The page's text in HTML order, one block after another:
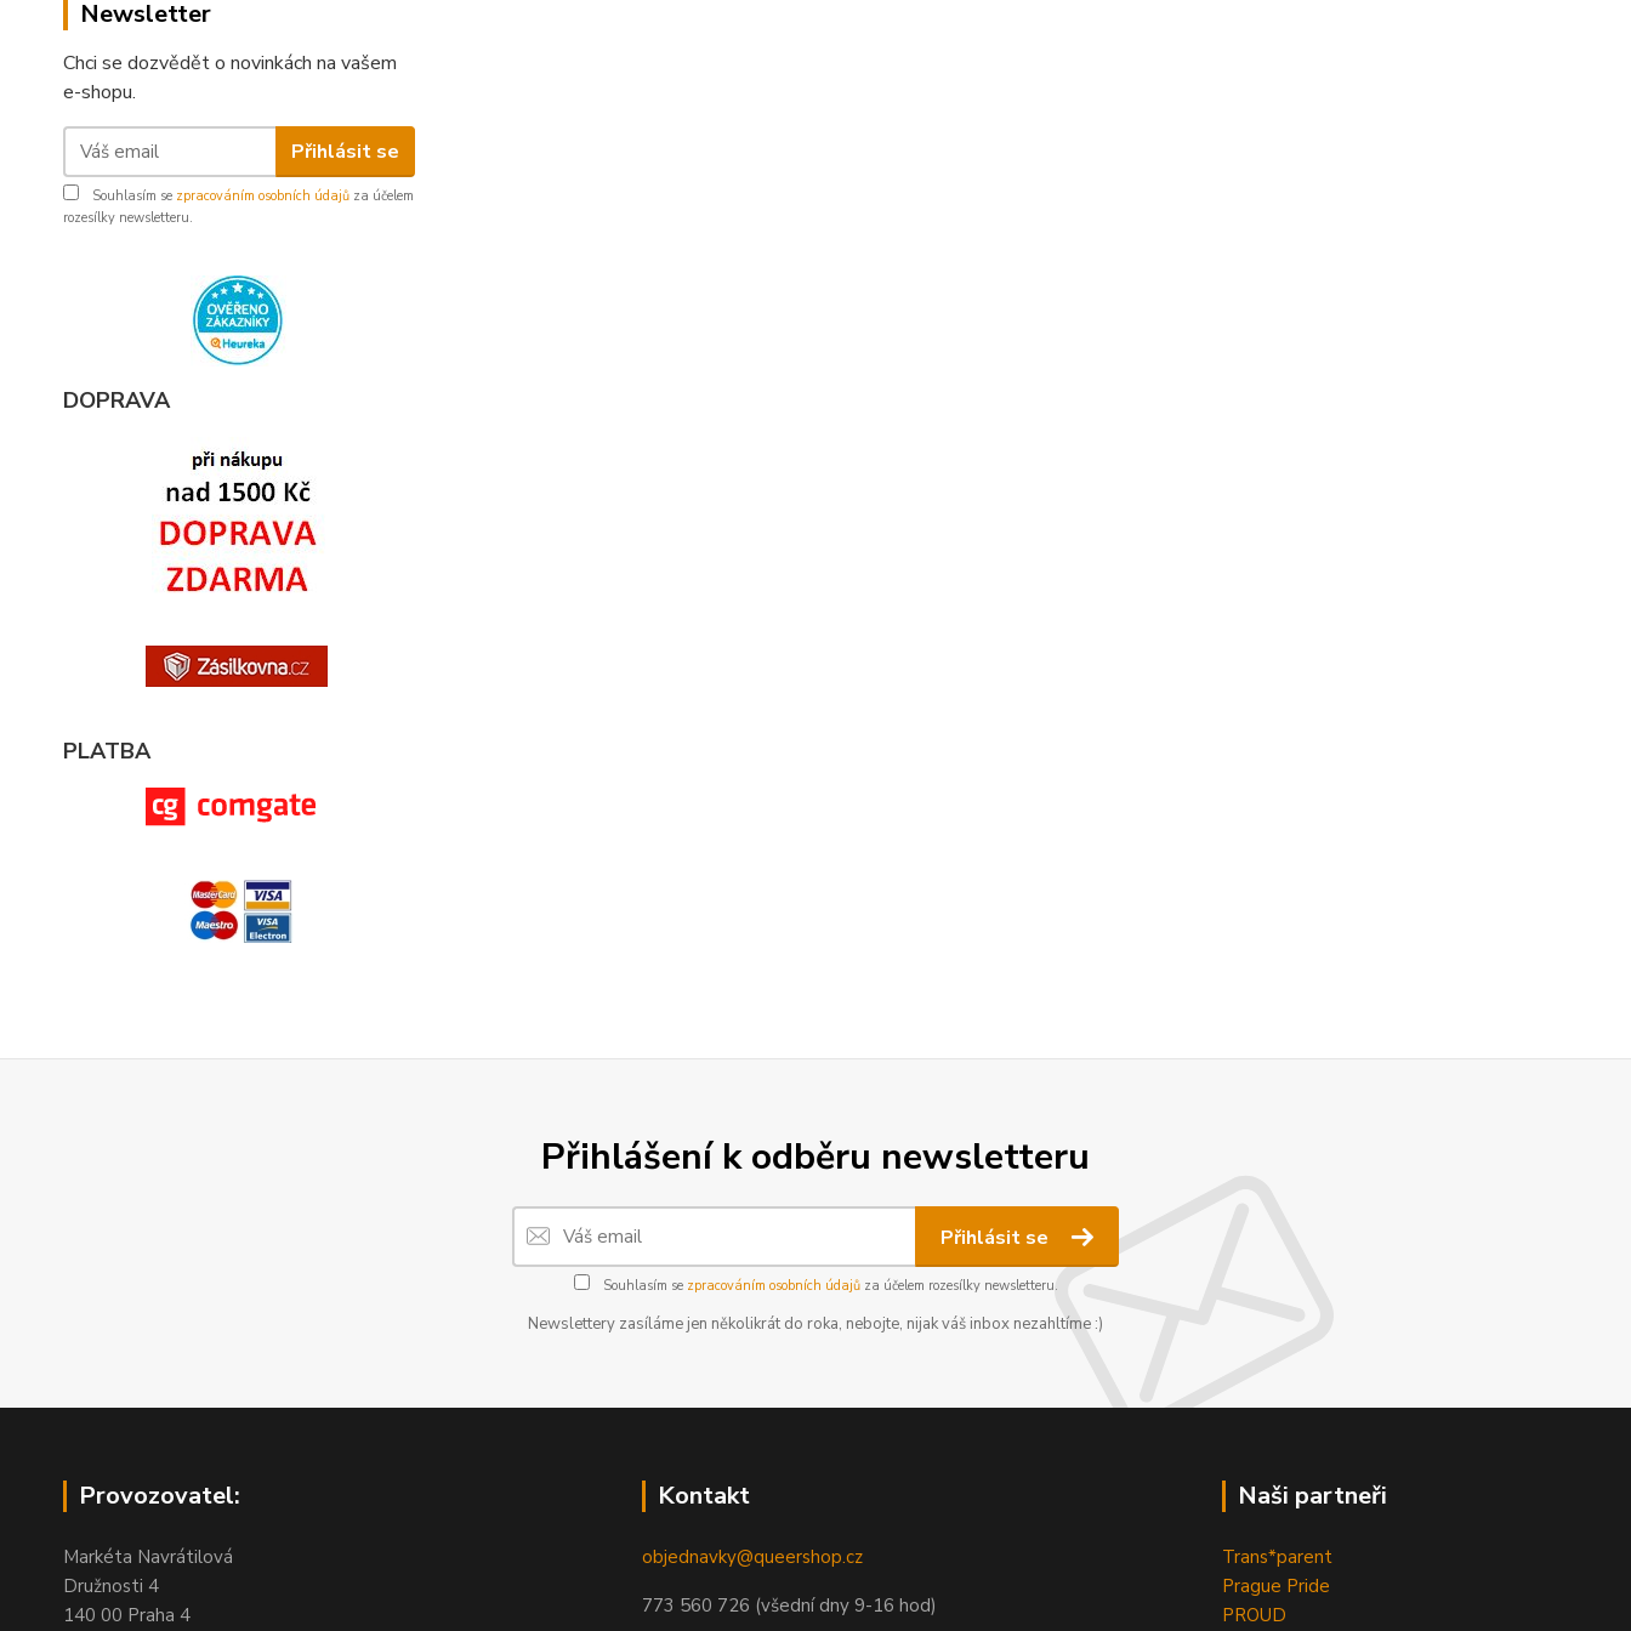
Newsletter
Chci se dozvědět o novinkách na vašem
e-shopu.
Přihlásit se
Souhlasím se zpracováním osobních údajů za účelem
rozesílky newsletteru.
DOPRAVA
PLATBA
Přihlášení k odběru newsletteru
Přihlásit se
Souhlasím se zpracováním osobních údajůza účelem rozesílky newsletteru.
Newslettery zasíláme jen několikrát do roka, nebojte, nijak váš inbox nezahltíme :)
Provozovatel:
Markéta Navrátilová
Družnosti 4
140 00 Praha 4
Kontakt
objednavky@queershop.cz
773 560 726 (všední dny 9-16 hod)
Naši partneři
Trans*parent
Prague Pride
PROUD